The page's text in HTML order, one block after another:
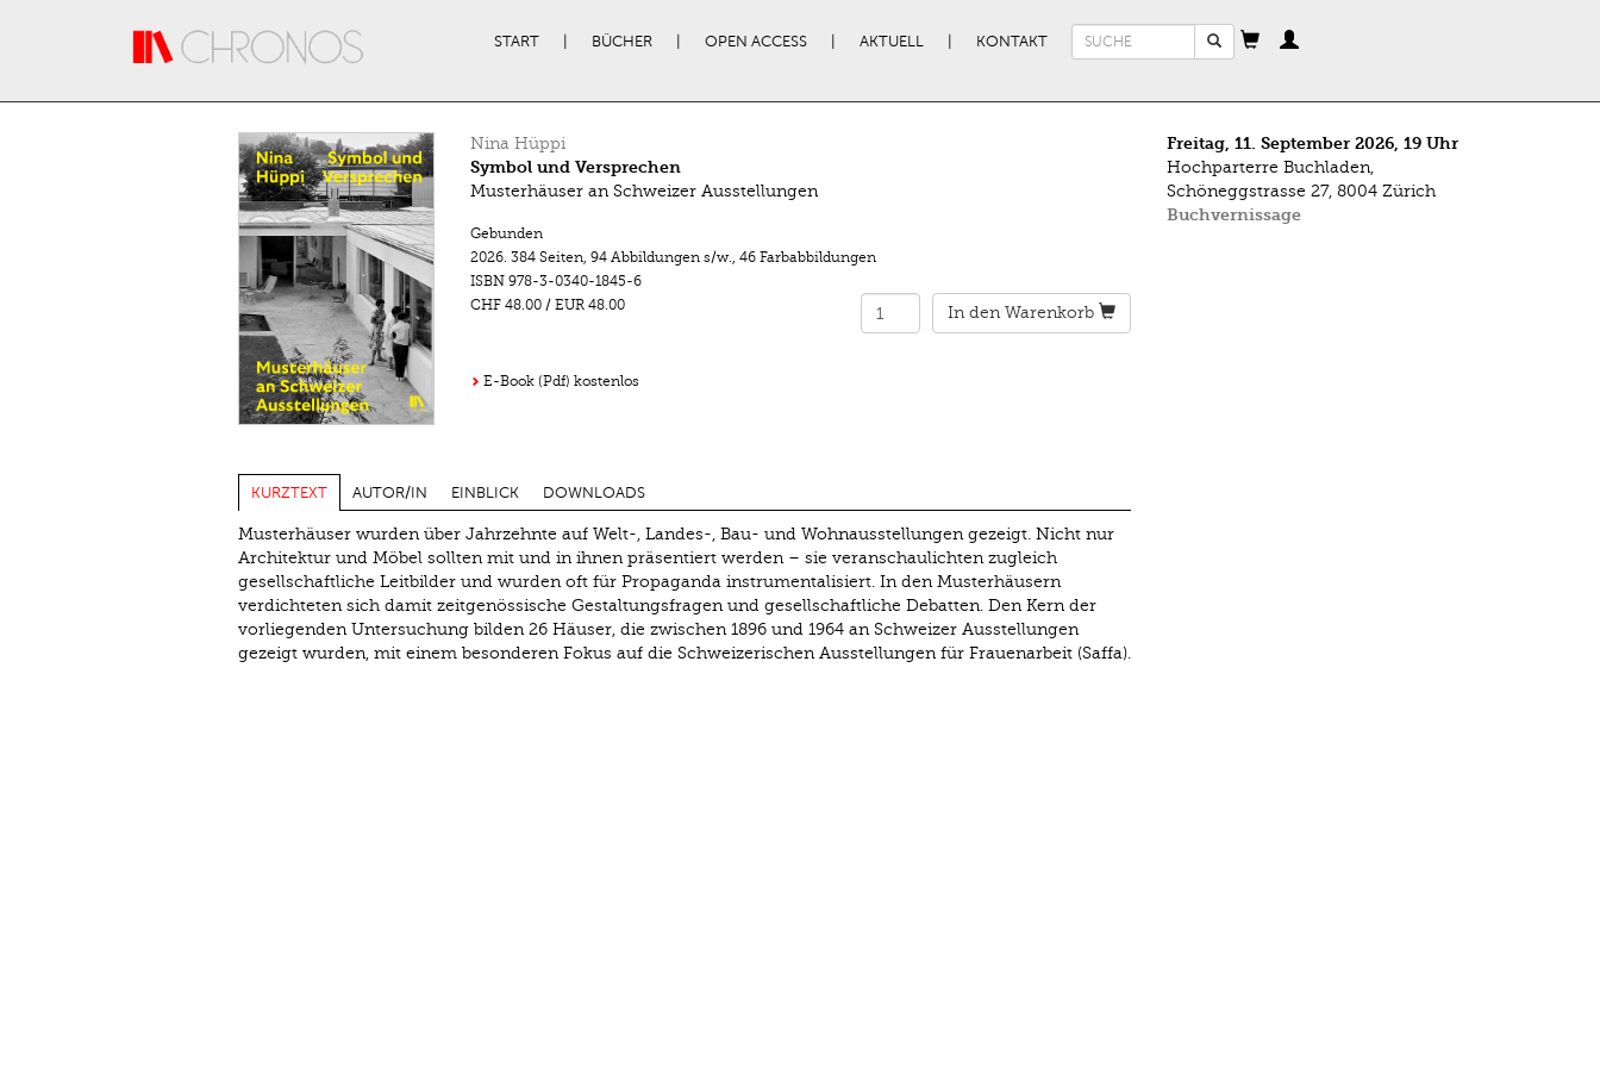
START BÜCHER OPEN ACCESS AKTUELL KONTAKT
Suchformular
Nina Hüppi
Symbol und Versprechen
Musterhäuser an Schweizer Ausstellungen
Gebunden
2026. 384 Seiten, 94 Abbildungen s/w., 46 Farbabbildungen
ISBN 978-3-0340-1845-6
CHF 48.00/ EUR 48.00 In den Warenkorb
E-Book (Pdf) kostenlos
KURZTEXT AUTOR/IN EINBLICK DOWNLOADS
Musterhäuser wurden über Jahrzehnte auf Welt-, Landes-, Bau- und Wohnausstellungen gezeigt. Nicht nur
Architektur und Möbel sollten mit und in ihnen präsentiert werden – sie veranschaulichten zugleich
gesellschaftliche Leitbilder und wurden oft für Propaganda instrumentalisiert. In den Musterhäusern
verdichteten sich damit zeitgenössische Gestaltungsfragen und gesellschaftliche Debatten. Den Kern der
vorliegenden Untersuchung bilden 26 Häuser, die zwischen 1896 und 1964 an Schweizer Ausstellungen
gezeigt wurden, mit einem besonderen Fokus auf die Schweizerischen Ausstellungen für Frauenarbeit (Saffa).
Freitag, 11. September 2026, 19 Uhr
Hochparterre Buchladen,
Schöneggstrasse 27, 8004 Zürich
Buchvernissage